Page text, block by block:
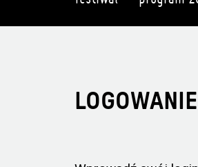
LOGOWANIE